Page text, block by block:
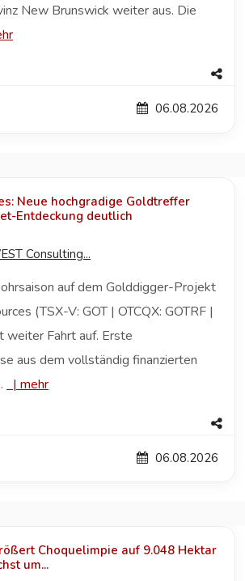
New Brunswick weiter aus. Die
06.08.2026
Neue hochgradige Goldtreffer
Entdeckung deutlich
Consulting...
auf dem Golddigger-Projekt
(TSX-V: GOT | OTCQX: GOTRF |
weiter Fahrt auf. Erste
aus dem vollständig finanzierten
| mehr
06.08.2026
Choquelimpie auf 9.048 Hektar
um...